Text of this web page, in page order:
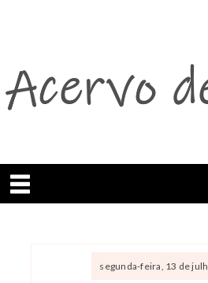
Abrir menu
segunda-feira, 13 de